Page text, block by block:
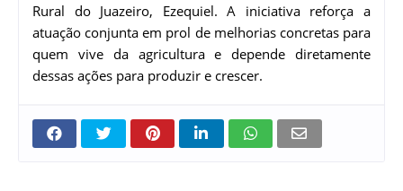
Rural do Juazeiro, Ezequiel. A iniciativa reforça a
atuação conjunta em prol de melhorias concretas para
quem vive da agricultura e depende diretamente
dessas ações para produzir e crescer.